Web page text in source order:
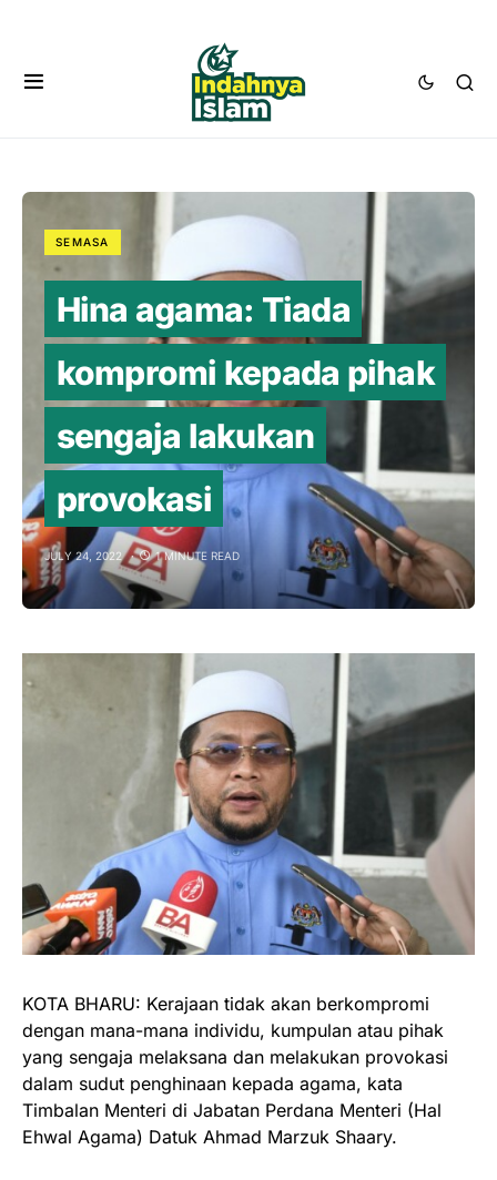
SEMASA
Hina agama: Tiada
kompromi kepada pihak
sengaja lakukan
provokasi
JULY 24, 2022 1 MINUTE READ
KOTA BHARU: Kerajaan tidak akan berkompromi
dengan mana-mana individu, kumpulan atau pihak
yang sengaja melaksana dan melakukan provokasi
dalam sudut penghinaan kepada agama, kata
Timbalan Menteri di Jabatan Perdana Menteri (Hal
Ehwal Agama) Datuk Ahmad Marzuk Shaary.